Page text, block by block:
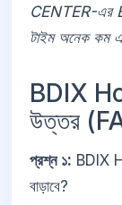
CENTER-এর
টাইম অনেক কম
BDIX
উত্তর
প্রশ্ন ১: BDIX
বাড়াবে?